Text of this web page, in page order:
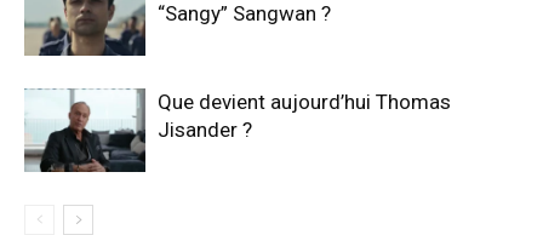
“Sangy” Sangwan ?
Que devient aujourd’hui Thomas
Jisander ?